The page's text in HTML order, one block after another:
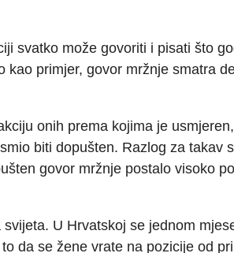
svatko može govoriti i pisati što
primjer, govor mržnje smatra
onih prema kojima je
biti dopušten. Razlog za takav
govor mržnje postalo visoko
U Hrvatskoj se jednom
da se žene vrate na pozicije od